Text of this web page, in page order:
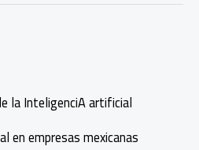
la InteligenciA artificial
en empresas mexicanas